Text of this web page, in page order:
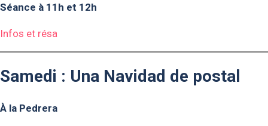
Séance à 11h et 12h
Infos et résa
Samedi : Una Navidad de postal
À la Pedrera